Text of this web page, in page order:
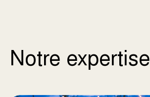
Notre expertise